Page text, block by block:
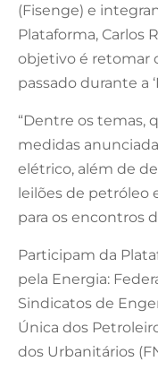
(Fisenge) e
Plataforma, Carlos
objetivo é retomar
passado durante a
“Dentre os temas,
medidas
elétrico, além de
leilões de petróleo
para os encontros
Participam da
pela Energia:
Sindicatos de
Única dos
dos Urbanitários